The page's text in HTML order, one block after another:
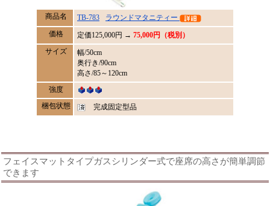
商品名 TB-783
ラウンドマタニティー
価格
定価125,000円 → 75,000円（税別）
サイズ
幅/50cm
奥行き/90cm
高さ/85～120cm
強度
梱包状態
完成固定型品
フェイスマットタイプガスシリンダー式で座席の高さが簡単調節
できます